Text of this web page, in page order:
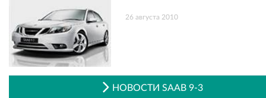
26 августа 2010
НОВОСТИ SAAB 9-3